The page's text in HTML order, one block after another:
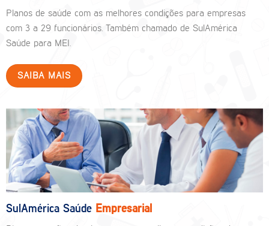
Planos de saúde com as melhores condições para empresas
com 3 a 29 funcionários. Também chamado de SulAmérica
Saúde para MEI.
SAIBA MAIS
SulAmérica Saúde Empresarial